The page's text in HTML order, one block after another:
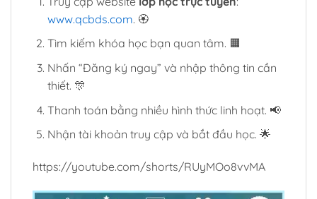
www.qcbds.com. 🏵️
Tìm kiếm khóa học bạn quan tâm. 🟧
Nhấn “Đăng ký ngay” và nhập thông tin cần
thiết. 🎊
Thanh toán bằng nhiều hình thức linh hoạt. 📢
Nhận tài khoản truy cập và bắt đầu học. 🌟
https://youtube.com/shorts/RUyMOo8vvMA